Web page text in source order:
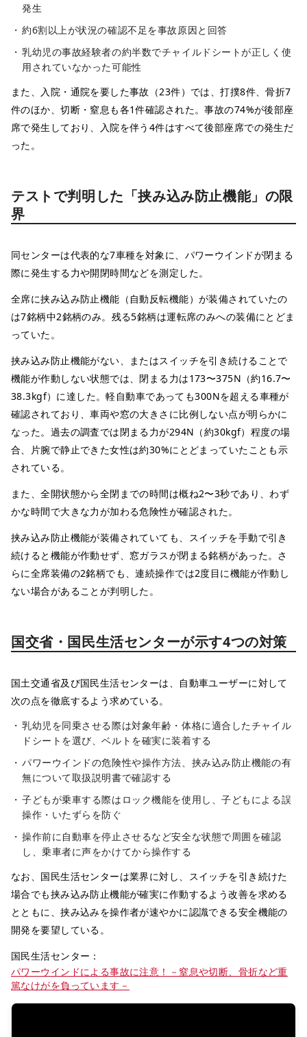
発生
約6割以上が状況の確認不足を事故原因と回答
乳幼児の事故経験者の約半数でチャイルドシートが正しく使
用されていなかった可能性
また、入院・通院を要した事故（23件）では、打撲8件、骨折7
件のほか、切断・窒息も各1件確認された。事故の74%が後部座
席で発生しており、入院を伴う4件はすべて後部座席での発生だ
った。
テストで判明した「挟み込み防止機能」の限
界
同センターは代表的な7車種を対象に、パワーウインドが閉まる
際に発生する力や開閉時間などを測定した。
全席に挟み込み防止機能（自動反転機能）が装備されていたの
は7銘柄中2銘柄のみ。残る5銘柄は運転席のみへの装備にとどま
っていた。
挟み込み防止機能がない、またはスイッチを引き続けることで
機能が作動しない状態では、閉まる力は173〜375N（約16.7〜
38.3kgf）に達した。軽自動車であっても300Nを超える車種が
確認されており、車両や窓の大きさに比例しない点が明らかに
なった。過去の調査では閉まる力が294N（約30kgf）程度の場
合、片腕で静止できた女性は約30%にとどまっていたことも示
されている。
また、全開状態から全閉までの時間は概ね2〜3秒であり、わず
かな時間で大きな力が加わる危険性が確認された。
挟み込み防止機能が装備されていても、スイッチを手動で引き
続けると機能が作動せず、窓ガラスが閉まる銘柄があった。さ
らに全席装備の2銘柄でも、連続操作では2度目に機能が作動し
ない場合があることが判明した。
国交省・国民生活センターが示す4つの対策
国土交通省及び国民生活センターは、自動車ユーザーに対して
次の点を徹底するよう求めている。
乳幼児を同乗させる際は対象年齢・体格に適合したチャイル
ドシートを選び、ベルトを確実に装着する
パワーウインドの危険性や操作方法、挟み込み防止機能の有
無について取扱説明書で確認する
子どもが乗車する際はロック機能を使用し、子どもによる誤
操作・いたずらを防ぐ
操作前に自動車を停止させるなど安全な状態で周囲を確認
し、乗車者に声をかけてから操作する
なお、国民生活センターは業界に対し、スイッチを引き続けた
場合でも挟み込み防止機能が確実に作動するよう改善を求める
とともに、挟み込みを操作者が速やかに認識できる安全機能の
開発を要望している。
国民生活センター：
パワーウインドによる事故に注意！－窒息や切断、骨折など重
篤なけがを負っています－